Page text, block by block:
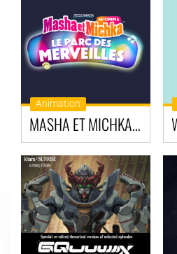
Animation
MASHA ET MICHKA AU CINÉMA: PARC DES MERVEILLES ET AUTRES AVENTURES